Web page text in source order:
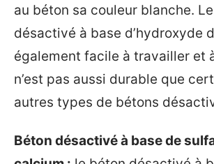
au béton sa couleur blanche.
désactivé à base d’hydroxyde
également facile à travailler et
n’est pas aussi durable que
autres types de bétons
Béton désactivé à base de